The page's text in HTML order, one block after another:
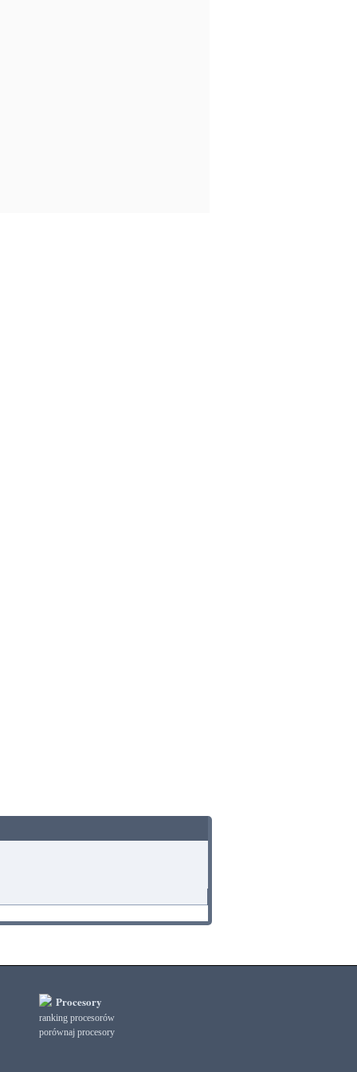
Procesory
ranking procesorów
porównaj procesory